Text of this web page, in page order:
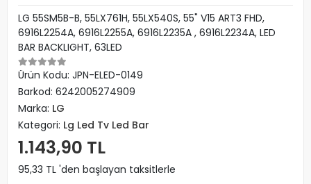
LG 55SM5B-B, 55LX761H, 55LX540S, 55" V15 ART3 FHD,
6916L2254A, 6916L2255A, 6916L2235A , 6916L2234A, LED
BAR BACKLIGHT, 63LED
Ürün Kodu: JPN-ELED-0149
Barkod: 6242005274909
Marka: LG
Kategori: Lg Led Tv Led Bar
1.143,90 TL
95,33 TL 'den başlayan taksitlerle